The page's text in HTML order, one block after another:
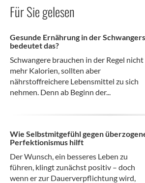
Für Sie gelesen
Gesunde Ernährung in der
bedeutet das?
Schwangere brauchen in der Regel nicht
mehr Kalorien, sollten aber
nährstoffreichere Lebensmittel zu sich
nehmen. Denn ab Beginn der...
Wie Selbstmitgefühl gegen
Perfektionismus hilft
Der Wunsch, ein besseres Leben zu
führen, klingt zunächst positiv – doch
wenn er zur Dauerverpflichtung wird,